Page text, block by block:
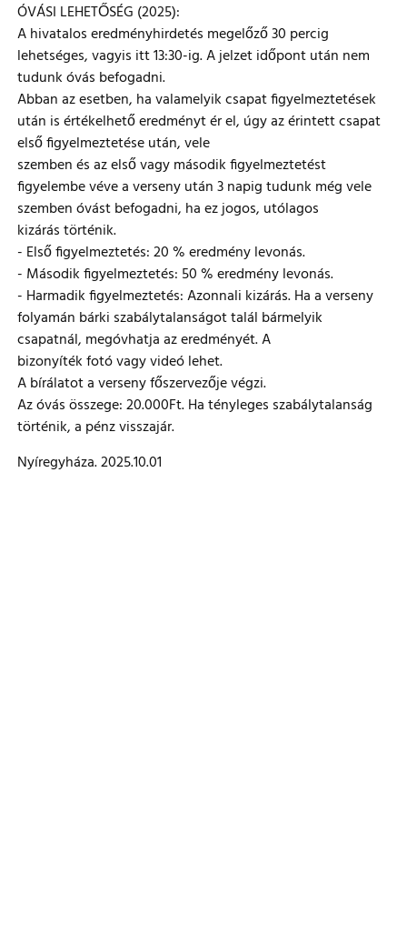
ÓVÁSI LEHETŐSÉG (2025):
A hivatalos eredményhirdetés megelőző 30 percig
lehetséges, vagyis itt 13:30-ig. A jelzet időpont után nem
tudunk óvás befogadni.
Abban az esetben, ha valamelyik csapat figyelmeztetések
után is értékelhető eredményt ér el, úgy az érintett csapat
első figyelmeztetése után, vele
szemben és az első vagy második figyelmeztetést
figyelembe véve a verseny után 3 napig tudunk még vele
szemben óvást befogadni, ha ez jogos, utólagos
kizárás történik.
- Első figyelmeztetés: 20 % eredmény levonás.
- Második figyelmeztetés: 50 % eredmény levonás.
- Harmadik figyelmeztetés: Azonnali kizárás. Ha a verseny
folyamán bárki szabálytalanságot talál bármelyik
csapatnál, megóvhatja az eredményét. A
bizonyíték fotó vagy videó lehet.
A bírálatot a verseny főszervezője végzi.
Az óvás összege: 20.000Ft. Ha tényleges szabálytalanság
történik, a pénz visszajár.
Nyíregyháza. 2025.10.01